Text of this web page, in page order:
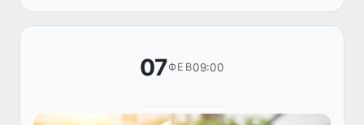
учреждениями и учебными заведени...
07ФЕВ09:00